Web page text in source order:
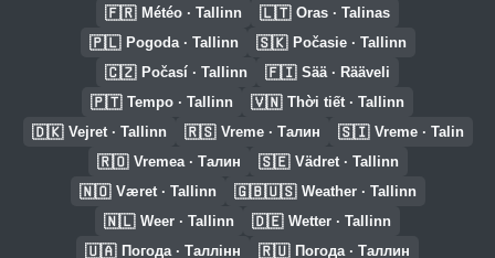
🇫🇷 Météo · Tallinn 🇱🇹 Oras · Talinas
🇵🇱 Pogoda · Tallinn 🇸🇰 Počasie · Tallinn
🇨🇿 Počasí · Tallinn 🇫🇮 Sää · Rääveli
🇵🇹 Tempo · Tallinn 🇻🇳 Thời tiết · Tallinn
🇩🇰 Vejret · Tallinn 🇷🇸 Vreme · Талин 🇸🇮 Vreme · Talin
🇷🇴 Vremea · Талин 🇸🇪 Vädret · Tallinn
🇳🇴 Været · Tallinn 🇬🇧🇺🇸 Weather · Tallinn
🇳🇱 Weer · Tallinn 🇩🇪 Wetter · Tallinn
🇺🇦 Погода · Таллінн 🇷🇺 Погода · Таллин